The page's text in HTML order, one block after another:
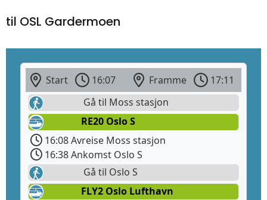
til OSL Gardermoen
Start 16:07 Framme
17:11
Gå til Moss stasjon
RE20 Oslo S
16:08 Avreise Moss stasjon
16:38 Ankomst Oslo S
Gå til Oslo S
FLY2 Oslo Lufthavn